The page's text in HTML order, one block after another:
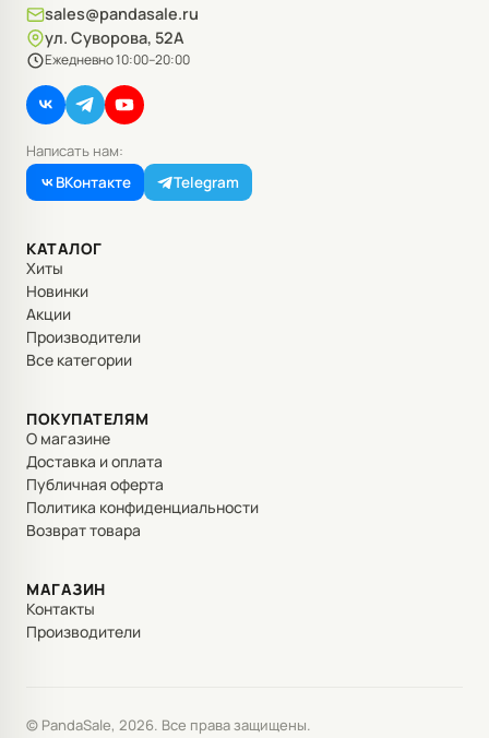
sales@pandasale.ru
ул. Суворова, 52А
Ежедневно 10:00–20:00
Написать нам:
ВКонтакте
Telegram
КАТАЛОГ
Хиты
Новинки
Акции
Производители
Все категории
ПОКУПАТЕЛЯМ
О магазине
Доставка и оплата
Публичная оферта
Политика конфиденциальности
Возврат товара
МАГАЗИН
Контакты
Производители
© PandaSale, 2026. Все права защищены.